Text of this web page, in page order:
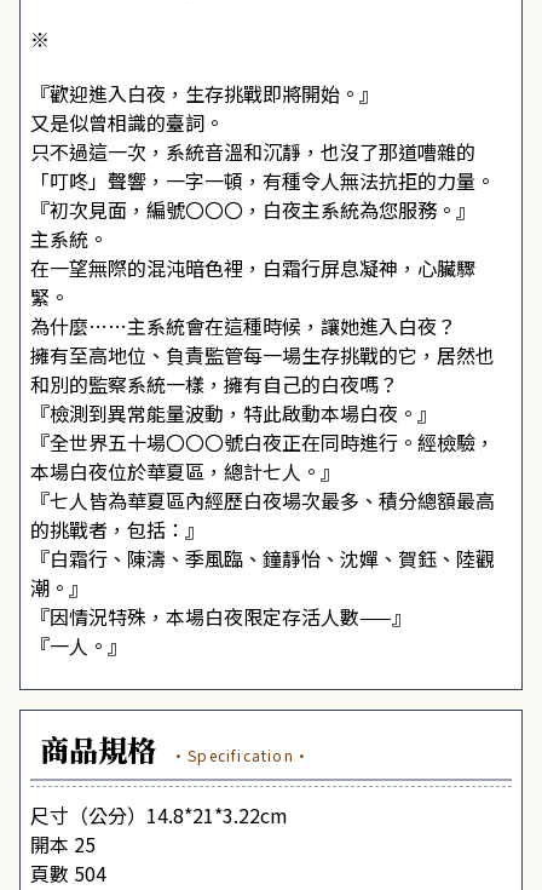
※
『歡迎進入白夜，生存挑戰即將開始。』
又是似曾相識的臺詞。
只不過這一次，系統音溫和沉靜，也沒了那道嘈雜的
「叮咚」聲響，一字一頓，有種令人無法抗拒的力量。
『初次見面，編號〇〇〇，白夜主系統為您服務。』
主系統。
在一望無際的混沌暗色裡，白霜行屏息凝神，心臟驟
緊。
為什麼……主系統會在這種時候，讓她進入白夜？
擁有至高地位、負責監管每一場生存挑戰的它，居然也
和別的監察系統一樣，擁有自己的白夜嗎？
『檢測到異常能量波動，特此啟動本場白夜。』
『全世界五十場〇〇〇號白夜正在同時進行。經檢驗，
本場白夜位於華夏區，總計七人。』
『七人皆為華夏區內經歷白夜場次最多、積分總額最高
的挑戰者，包括：』
『白霜行、陳濤、季風臨、鐘靜怡、沈嬋、賀鈺、陸觀
潮。』
『因情況特殊，本場白夜限定存活人數——』
『一人。』
商品規格 ·Specification·
尺寸（公分）14.8*21*3.22cm
開本 25
頁數 504